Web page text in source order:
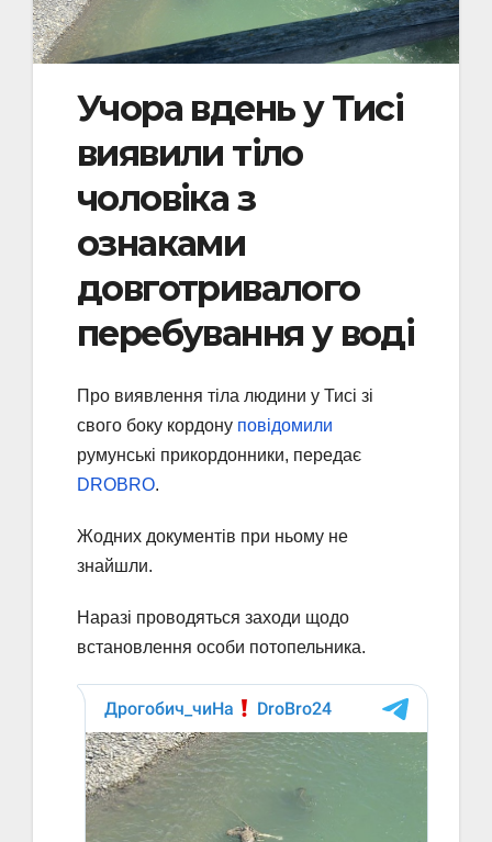
Учора вдень у Тисі
виявили тіло
чоловіка з
ознаками
довготривалого
перебування у воді
Про виявлення тіла людини у Тисі зі
свого боку кордону повідомили
румунські прикордонники, передає
DROBRO.
Жодних документів при ньому не
знайшли.
Наразі проводяться заходи щодо
встановлення особи потопельника.